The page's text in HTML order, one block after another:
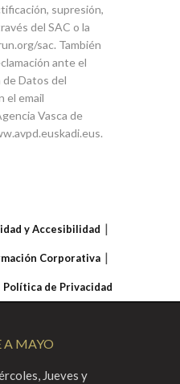
supresión,
del SAC o la
sac. También
ante el
Datos del
el email
Vasca de
y Accesibilidad
Corporativa
Política de Privacidad
A MAYO
Jueves y